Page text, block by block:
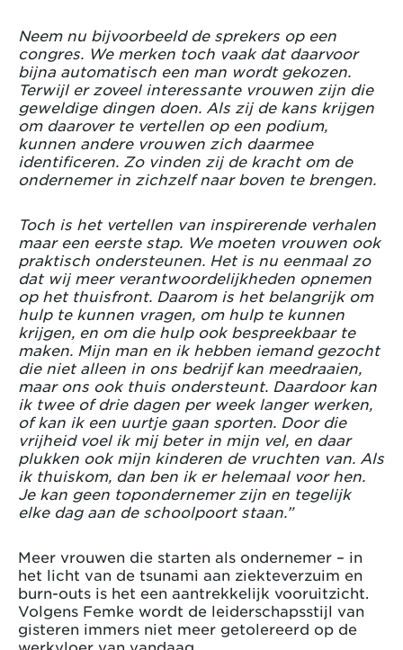
Neem nu bijvoorbeeld de sprekers op een
congres. We merken toch vaak dat daarvoor
bijna automatisch een man wordt gekozen.
Terwijl er zoveel interessante vrouwen zijn die
geweldige dingen doen. Als zij de kans krijgen
om daarover te vertellen op een podium,
kunnen andere vrouwen zich daarmee
identificeren. Zo vinden zij de kracht om de
ondernemer in zichzelf naar boven te brengen.
Toch is het vertellen van inspirerende verhalen
maar een eerste stap. We moeten vrouwen ook
praktisch ondersteunen. Het is nu eenmaal zo
dat wij meer verantwoordelijkheden opnemen
op het thuisfront. Daarom is het belangrijk om
hulp te kunnen vragen, om hulp te kunnen
krijgen, en om die hulp ook bespreekbaar te
maken. Mijn man en ik hebben iemand gezocht
die niet alleen in ons bedrijf kan meedraaien,
maar ons ook thuis ondersteunt. Daardoor kan
ik twee of drie dagen per week langer werken,
of kan ik een uurtje gaan sporten. Door die
vrijheid voel ik mij beter in mijn vel, en daar
plukken ook mijn kinderen de vruchten van. Als
ik thuiskom, dan ben ik er helemaal voor hen.
Je kan geen topondernemer zijn en tegelijk
elke dag aan de schoolpoort staan.”
Meer vrouwen die starten als ondernemer – in
het licht van de tsunami aan ziekteverzuim en
burn-outs is het een aantrekkelijk vooruitzicht.
Volgens Femke wordt de leiderschapsstijl van
gisteren immers niet meer getolereerd op de
werkvloer van vandaag.